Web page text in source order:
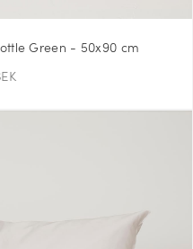
Green - 50x90 cm